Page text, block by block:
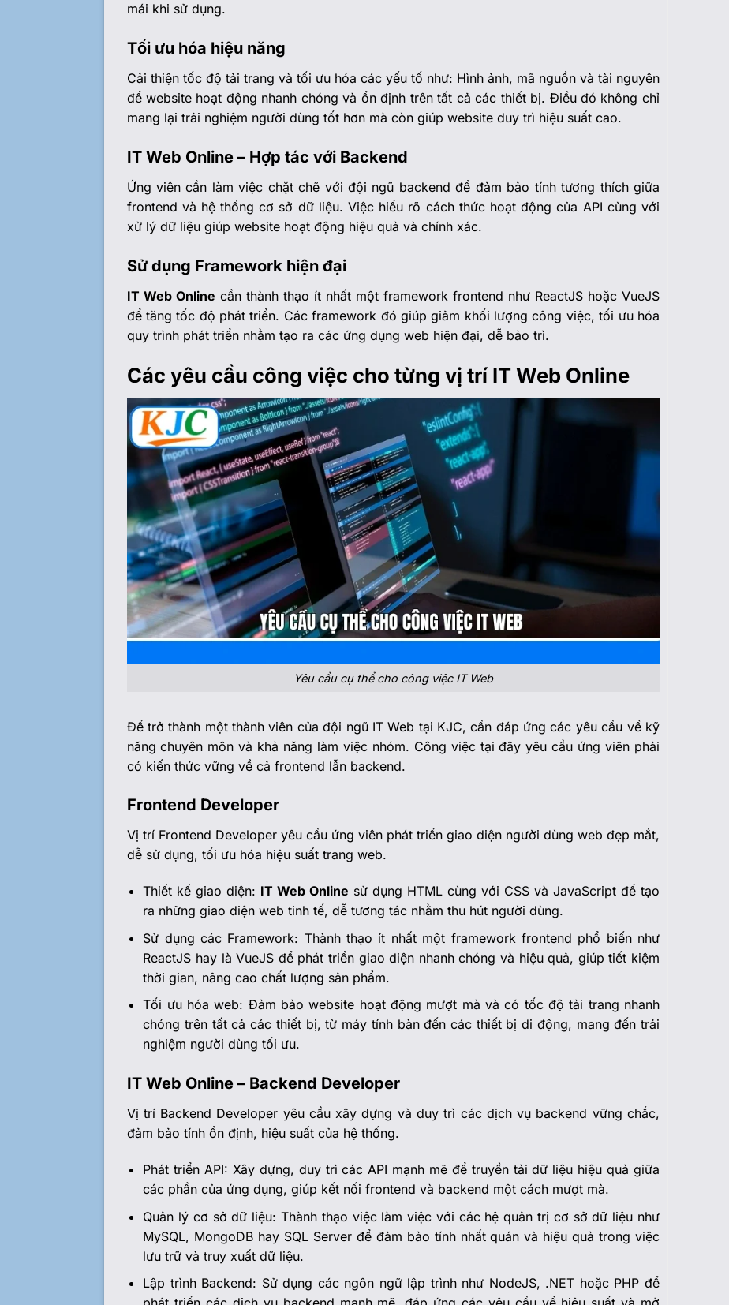
mái khi sử dụng.
Tối ưu hóa hiệu năng
Cải thiện tốc độ tải trang và tối ưu hóa các yếu tố như: Hình ảnh, mã nguồn và tài nguyên
để website hoạt động nhanh chóng và ổn định trên tất cả các thiết bị. Điều đó không chỉ
mang lại trải nghiệm người dùng tốt hơn mà còn giúp website duy trì hiệu suất cao.
IT Web Online – Hợp tác với Backend
Ứng viên cần làm việc chặt chẽ với đội ngũ backend để đảm bảo tính tương thích giữa
frontend và hệ thống cơ sở dữ liệu. Việc hiểu rõ cách thức hoạt động của API cùng với
xử lý dữ liệu giúp website hoạt động hiệu quả và chính xác.
Sử dụng Framework hiện đại
IT Web Online cần thành thạo ít nhất một framework frontend như ReactJS hoặc VueJS
để tăng tốc độ phát triển. Các framework đó giúp giảm khối lượng công việc, tối ưu hóa
quy trình phát triển nhằm tạo ra các ứng dụng web hiện đại, dễ bảo trì.
Các yêu cầu công việc cho từng vị trí IT Web Online
Yêu cầu cụ thể cho công việc IT Web
Để trở thành một thành viên của đội ngũ IT Web tại KJC, cần đáp ứng các yêu cầu về kỹ
năng chuyên môn và khả năng làm việc nhóm. Công việc tại đây yêu cầu ứng viên phải
có kiến thức vững về cả frontend lẫn backend.
Frontend Developer
Vị trí Frontend Developer yêu cầu ứng viên phát triển giao diện người dùng web đẹp mắt,
dễ sử dụng, tối ưu hóa hiệu suất trang web.
Thiết kế giao diện: IT Web Online sử dụng HTML cùng với CSS và JavaScript để tạo
ra những giao diện web tinh tế, dễ tương tác nhằm thu hút người dùng.
Sử dụng các Framework: Thành thạo ít nhất một framework frontend phổ biến như
ReactJS hay là VueJS để phát triển giao diện nhanh chóng và hiệu quả, giúp tiết kiệm
thời gian, nâng cao chất lượng sản phẩm.
Tối ưu hóa web: Đảm bảo website hoạt động mượt mà và có tốc độ tải trang nhanh
chóng trên tất cả các thiết bị, từ máy tính bàn đến các thiết bị di động, mang đến trải
nghiệm người dùng tối ưu.
IT Web Online – Backend Developer
Vị trí Backend Developer yêu cầu xây dựng và duy trì các dịch vụ backend vững chắc,
đảm bảo tính ổn định, hiệu suất của hệ thống.
Phát triển API: Xây dựng, duy trì các API mạnh mẽ để truyền tải dữ liệu hiệu quả giữa
các phần của ứng dụng, giúp kết nối frontend và backend một cách mượt mà.
Quản lý cơ sở dữ liệu: Thành thạo việc làm việc với các hệ quản trị cơ sở dữ liệu như
MySQL, MongoDB hay SQL Server để đảm bảo tính nhất quán và hiệu quả trong việc
lưu trữ và truy xuất dữ liệu.
Lập trình Backend: Sử dụng các ngôn ngữ lập trình như NodeJS, .NET hoặc PHP để